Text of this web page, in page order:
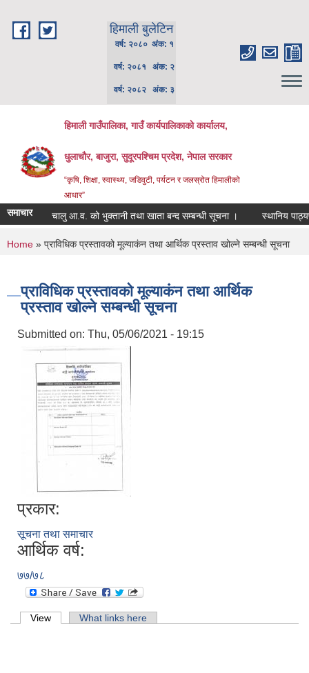
हिमाली बुलेटिन
वर्ष: २०८० अंक: १
वर्ष: २०८१ अंक: २
वर्ष: २०८२ अंक: ३
हिमाली गाउँपालिका, गाउँ कार्यपालिकाकाे कार्यालय,
धुलाचौर, बाजुरा, सुदूरपश्चिम प्रदेश, नेपाल सरकार
“कृषि, शिक्षा, स्वास्थ्य, जडिवुटी, पर्यटन र जलस्रोत हिमालीको
आधार”
समाचार चालु आ.व. को भुक्तानी तथा खाता बन्द सम्बन्धी सूचना । स्थानिय
You are here
Home » प्राविधिक प्रस्तावको मूल्याकंन तथा आर्थिक प्रस्ताव खोल्ने सम्बन्धी सूचना
प्राविधिक प्रस्तावको मूल्याकंन तथा आर्थिक
प्रस्ताव खोल्ने सम्बन्धी सूचना
Submitted on: Thu, 05/06/2021 - 19:15
प्रकार:
सूचना तथा समाचार
आर्थिक वर्ष:
७७/७८
Primary tabs
View (active tab)What links here